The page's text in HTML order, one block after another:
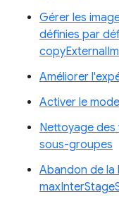
Gérer les
définies par
Améliorer
Activer le
Nettoyage
sous-groupes
Abandon de la